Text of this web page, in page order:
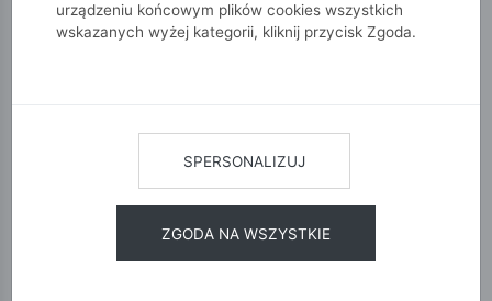
urządzeniu końcowym plików cookies wszystkich
wskazanych wyżej kategorii, kliknij przycisk Zgoda.
SPERSONALIZUJ
ZGODA NA WSZYSTKIE